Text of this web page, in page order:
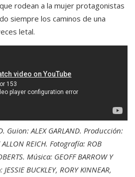
rodean a la mujer protagonistas
siempre los caminos de una
letal.
Guion: ALEX GARLAND. Producción:
REICH. Fotografía: ROB
Música: GEOFF BARROW Y
BUCKLEY, RORY KINNEAR,